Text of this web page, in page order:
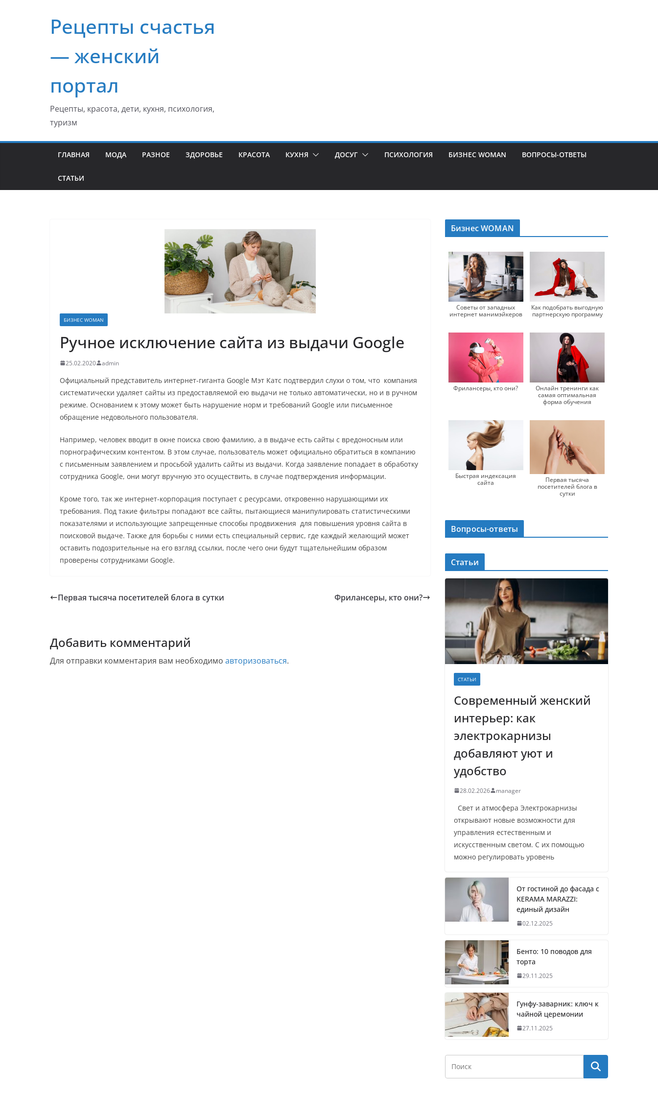
содержимомуРецепты счастья
— женский
портал
Рецепты, красота, дети, кухня, психология,
туризм
ГЛАВНАЯ МОДА РАЗНОЕ ЗДОРОВЬЕ КРАСОТА КУХНЯ ДОСУГ ПСИХОЛОГИЯ БИЗНЕС WOMAN ВОПРОСЫ-ОТВЕТЫ
СТАТЬИ
БИЗНЕС WOMAN
Ручное исключение сайта из выдачи Google
25.02.2020 admin
Официальный представитель интернет-гиганта Google Мэт Катс подтвердил слухи о том, что компания
систематически удаляет сайты из предоставляемой ею выдачи не только автоматически, но и в ручном
режиме. Основанием к этому может быть нарушение норм и требований Google или письменное
обращение недовольного пользователя.
Например, человек вводит в окне поиска свою фамилию, а в выдаче есть сайты с вредоносным или
порнографическим контентом. В этом случае, пользователь может официально обратиться в компанию
с письменным заявлением и просьбой удалить сайты из выдачи. Когда заявление попадает в обработку
сотрудника Google, они могут вручную это осуществить, в случае подтверждения информации.
Кроме того, так же интернет-корпорация поступает с ресурсами, откровенно нарушающими их
требования. Под такие фильтры попадают все сайты, пытающиеся манипулировать статистическими
показателями и использующие запрещенные способы продвижения для повышения уровня сайта в
поисковой выдаче. Также для борьбы с ними есть специальный сервис, где каждый желающий может
оставить подозрительные на его взгляд ссылки, после чего они будут тщательнейшим образом
проверены сотрудниками Google.
Первая тысяча посетителей блога в сутки Фрилансеры, кто они?
Добавить комментарий
Для отправки комментария вам необходимо авторизоваться.
Бизнес WOMAN
Советы от западных
интернет манимэйкеров
Как подобрать выгодную
партнерскую программу
Фрилансеры, кто они?
Онлайн тренинги как
самая оптимальная
форма обучения
Быстрая индексация
сайта
Первая тысяча
посетителей блога в
сутки
Вопросы-ответы
Статьи
СТАТЬИ
Современный женский
интерьер: как
электрокарнизы
добавляют уют и
удобство
28.02.2026 manager
Свет и атмосфера Электрокарнизы
открывают новые возможности для
управления естественным и
искусственным светом. С их помощью
можно регулировать уровень
От гостиной до фасада с
KERAMA MARAZZI:
единый дизайн
02.12.2025
Бенто: 10 поводов для
торта
29.11.2025
Гунфу-заварник: ключ к
чайной церемонии
27.11.2025